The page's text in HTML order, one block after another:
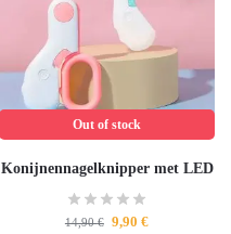
Out of stock
Konijnennagelknipper met LED
14,90€ 9,90€